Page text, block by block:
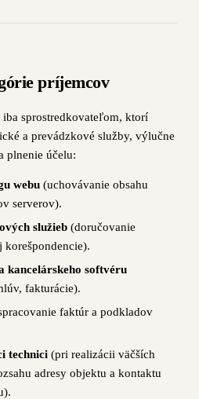
príjemcov
iba sprostredkovateľom, ktorí
a prevádzkové služby, výlučne
plnenie účelu:
webu (uchovávanie obsahu
serverov).
služieb (doručovanie
korešpondencie).
kancelárskeho softvéru
fakturácie).
faktúr a podkladov
technici (pri realizácii väčších
adresy objektu a kontaktu